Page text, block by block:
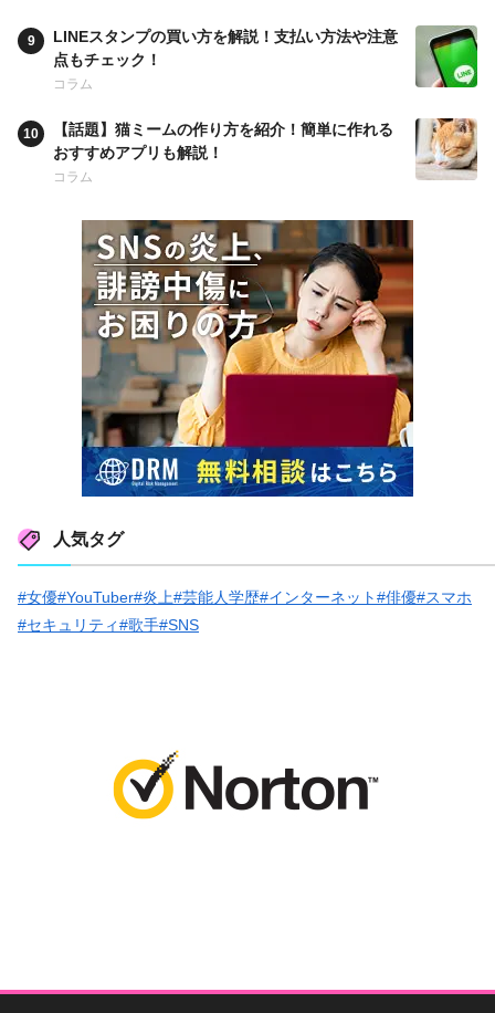
LINEスタンプの買い方を解説！支払い方法や注意
点もチェック！
コラム
【話題】猫ミームの作り方を紹介！簡単に作れる
おすすめアプリも解説！
コラム
人気タグ
#女優#YouTuber#炎上#芸能人学歴#インターネット#俳優#スマホ
#セキュリティ#歌手#SNS